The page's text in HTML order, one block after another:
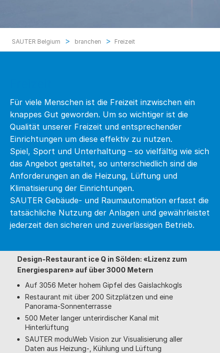
SAUTER Belgium > branchen > Freizeit
Für viele Menschen ist die Freizeit inzwischen ein
knappes Gut geworden. Um so wichtiger ist die
Qualität unserer Freizeit und entsprechender
Einrichtungen um diese effektiv zu nutzen.
Spiel, Sport und Unterhaltung – so vielfältig wie sich
das Angebot gestaltet, so unterschiedlich sind die
Anforderungen an die Heizung, Lüftung und
Klimatisierung der Einrichtungen.
SAUTER Gebäude- und Raumautomation erfasst die
tatsächliche Nutzung der Anlagen und gewährleistet
jederzeit den sicheren und zuverlässigen Betrieb.
Design-Restaurant ice Q in Sölden: «Lizenz zum
Energiesparen» auf über 3000 Metern
Auf 3056 Meter hohem Gipfel des Gaislachkogls
Restaurant mit über 200 Sitzplätzen und eine
Panorama-Sonnenterrasse
500 Meter langer unterirdischer Kanal mit
Hinterlüftung
SAUTER moduWeb Vision zur Visualisierung aller
Daten aus Heizung-, Kühlung und Lüftung